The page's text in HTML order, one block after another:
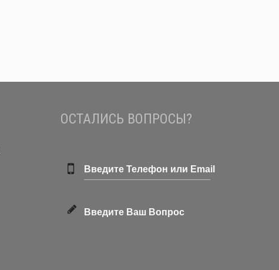
ОСТАЛИСЬ ВОПРОСЫ?
Введите Телефон или Email
Введите Ваш Вопрос